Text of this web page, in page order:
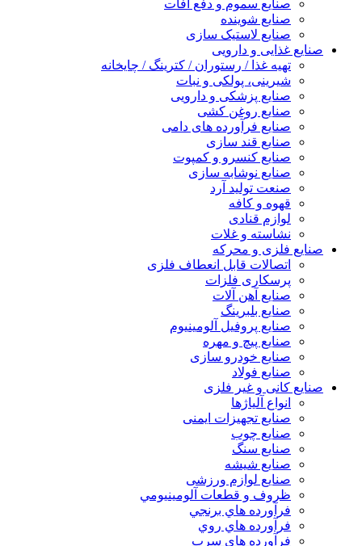
صنایع سموم و دفع آفات
صنایع شوینده
صنایع لاستیک سازی
صنایع غذایی و دارویی
تهیه غذا / رستوران / کترینگ / چایخانه
شیرینی، پولکی و نبات
صنایع پزشکی و دارویی
صنایع روغن کشی
صنایع فرآورده های دامی
صنایع قند سازی
صنایع کنسرو و کمپوت
صنایع نوشابه سازی
صنعت تولید آرد
قهوه و کافه
لوازم قنادی
نشاسته و غلات
صنایع فلزی و محرکه
اتصالات قابل انعطاف فلزی
پرسکاری فلزات
صنایع آهن آلات
صنایع بلبرینگ
صنایع پروفیل آلومینیوم
صنایع پیچ و مهره
صنایع خودرو سازی
صنایع فولاد
صنایع کانی و غیر فلزی
انواع آلياژها
صنایع تجهیزات ایمنی
صنایع چوب
صنایع سنگ
صنایع شیشه
صنایع لوازم ورزشی
ظروف و قطعات آلومينيومي
فرآورده هاي برنجي
فرآورده هاي روي
فرآورده هاي سرب